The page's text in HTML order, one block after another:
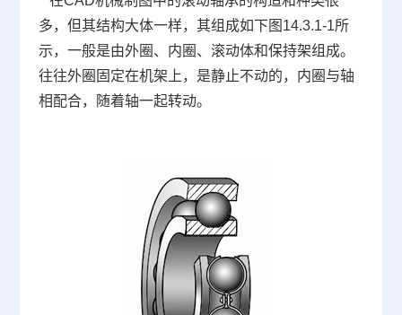
多，但其结构大体一样，其组成如下图14.3.1-1所
示，一般是由外圈、内圈、滚动体和保持架组成。
往往外圈固定在机架上，是静止不动的，内圈与轴
相配合，随着轴一起转动。